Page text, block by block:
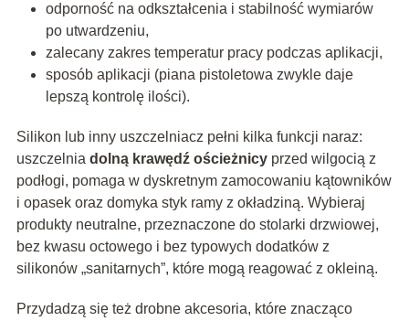
odporność na odkształcenia i stabilność wymiarów
po utwardzeniu,
zalecany zakres temperatur pracy podczas aplikacji,
sposób aplikacji (piana pistoletowa zwykle daje
lepszą kontrolę ilości).
Silikon lub inny uszczelniacz pełni kilka funkcji naraz:
uszczelnia dolną krawędź ościeżnicyprzed wilgocią z
podłogi, pomaga w dyskretnym zamocowaniu kątowników
i opasek oraz domyka styk ramy z okładziną. Wybieraj
produkty neutralne, przeznaczone do stolarki drzwiowej,
bez kwasu octowego i bez typowych dodatków z
silikonów „sanitarnych”, które mogą reagować z okleiną.
Przydadzą się też drobne akcesoria, które znacząco